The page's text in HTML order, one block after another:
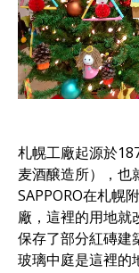
札幌工廠起源於
麦酒醸造所），也
SAPPORO在札幌
廠，這裡的用地就
保存了部分紅磚建
玻璃中庭是這裡的